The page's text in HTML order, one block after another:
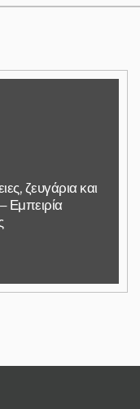
ζευγάρια και
Εμπειρία